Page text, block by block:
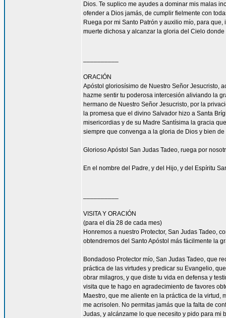
Dios. Te suplico me ayudes a dominar mis malas
ofender a Dios jamás, de cumplir fielmente con
Ruega por mi Santo Patrón y auxilio mío, para
muerte dichosa y alcanzar la gloria del Cielo
ORACIÓN
Apóstol gloriosísimo de Nuestro Señor Jesucristo,
hazme sentir tu poderosa intercesión aliviando la
hermano de Nuestro Señor Jesucristo, por la
la promesa que el divino Salvador hizo a Santa
misericordias y de su Madre Santísima la gracia
siempre que convenga a la gloria de Dios y bien de
Glorioso Apóstol San Judas Tadeo, ruega por
En el nombre del Padre, y del Hijo, y del Espíritu
VISITA Y ORACIÓN
(para el día 28 de cada mes)
Honremos a nuestro Protector, San Judas Tadeo,
obtendremos del Santo Apóstol más fácilmente la
Bondadoso Protector mío, San Judas Tadeo, que
práctica de las virtudes y predicar su Evangelio,
obrar milagros, y que diste tu vida en defensa y
visita que te hago en agradecimiento de favores
Maestro, que me aliente en la práctica de la
me acrisolen. No permitas jamás que la falta de
Judas, y alcánzame lo que necesito y pido para mi